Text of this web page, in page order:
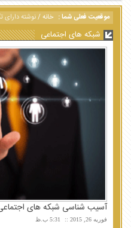
موقعیت فعلی شما : خانه/نوشته
شبکه های اجتماعی
آسیب شناسی شبکه های
فوریه 26, 2015 5:31 ب.ظ